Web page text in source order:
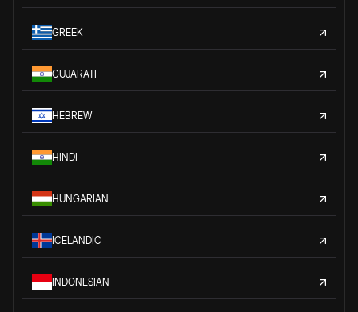
GREEK
GUJARATI
HEBREW
HINDI
HUNGARIAN
ICELANDIC
INDONESIAN